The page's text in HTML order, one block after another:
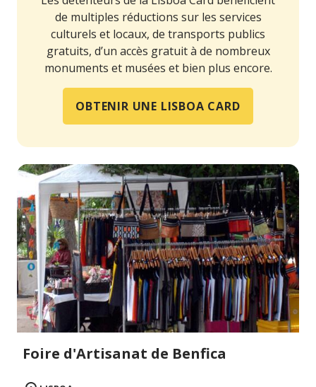
de multiples réductions sur les services
culturels et locaux, de transports publics
gratuits, d’un accès gratuit à de nombreux
monuments et musées et bien plus encore.
OBTENIR UNE LISBOA CARD
Foire d'Artisanat de Benfica